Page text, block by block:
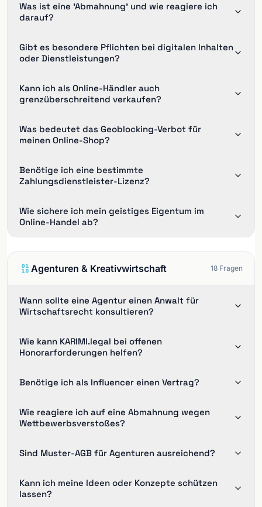
Was ist eine 'Abmahnung' und wie reagiere ich
darauf?
Gibt es besondere Pflichten bei digitalen Inhalten
oder Dienstleistungen?
Kann ich als Online-Händler auch
grenzüberschreitend verkaufen?
Was bedeutet das Geoblocking-Verbot für
meinen Online-Shop?
Benötige ich eine bestimmte
Zahlungsdienstleister-Lizenz?
Wie sichere ich mein geistiges Eigentum im
Online-Handel ab?
Agenturen & Kreativwirtschaft 18 Fragen
Wann sollte eine Agentur einen Anwalt für
Wirtschaftsrecht konsultieren?
Wie kann KARIMI.legal bei offenen
Honorarforderungen helfen?
Benötige ich als Influencer einen Vertrag?
Wie reagiere ich auf eine Abmahnung wegen
Wettbewerbsverstoßes?
Sind Muster-AGB für Agenturen ausreichend?
Kann ich meine Ideen oder Konzepte schützen
lassen?